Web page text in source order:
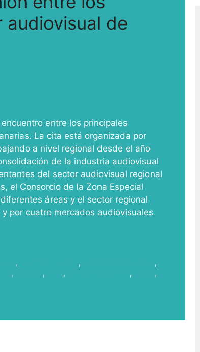
de
entre los principales
La cita está organizada por
a nivel regional desde el año
de la industria audiovisual
del sector audiovisual regional
el Consorcio de la Zona Especial
áreas y el sector regional
por cuatro mercados audiovisuales
, ,
,
, , , ,
,